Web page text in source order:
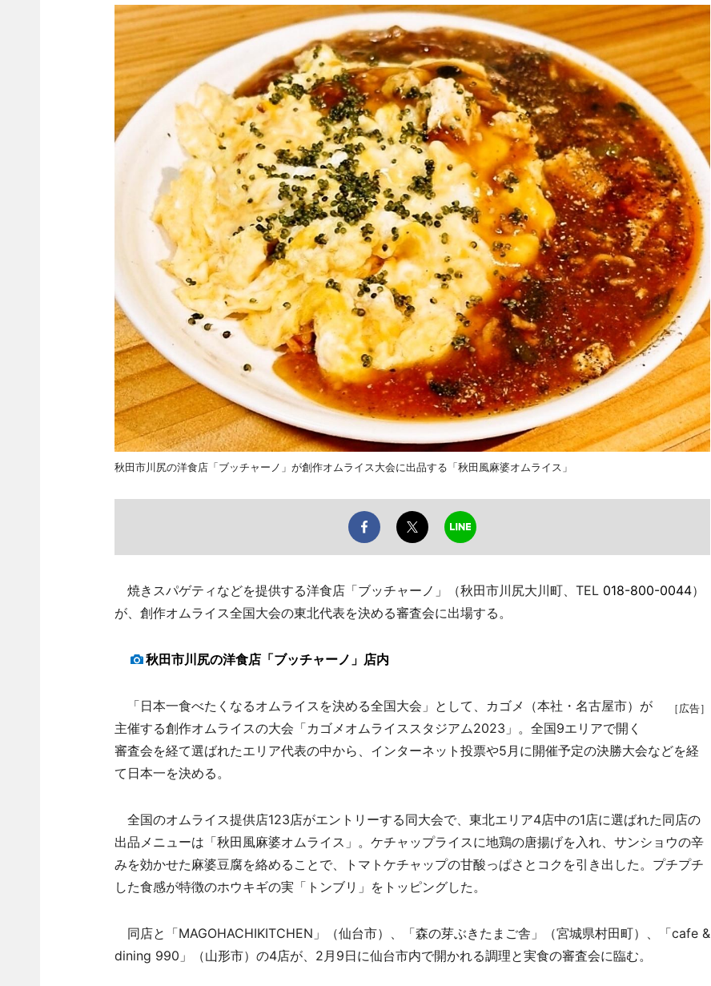
秋田市川尻の洋食店「ブッチャーノ」が創作オムライス大会に出品する「秋田風麻婆オムライス」
焼きスパゲティなどを提供する洋食店「ブッチャーノ」（秋田市川尻大川町、TEL 018-800-0044）
が、創作オムライス全国大会の東北代表を決める審査会に出場する。
秋田市川尻の洋食店「ブッチャーノ」店内
［広告］
「日本一食べたくなるオムライスを決める全国大会」として、カゴメ（本社・名古屋市）が
主催する創作オムライスの大会「カゴメオムライススタジアム2023」。全国9エリアで開く
審査会を経て選ばれたエリア代表の中から、インターネット投票や5月に開催予定の決勝大会などを経
て日本一を決める。
全国のオムライス提供店123店がエントリーする同大会で、東北エリア4店中の1店に選ばれた同店の
出品メニューは「秋田風麻婆オムライス」。ケチャップライスに地鶏の唐揚げを入れ、サンショウの辛
みを効かせた麻婆豆腐を絡めることで、トマトケチャップの甘酸っぱさとコクを引き出した。プチプチ
した食感が特徴のホウキギの実「トンブリ」をトッピングした。
同店と「MAGOHACHIKITCHEN」（仙台市）、「森の芽ぶきたまご舎」（宮城県村田町）、「cafe &
dining 990」（山形市）の4店が、2月9日に仙台市内で開かれる調理と実食の審査会に臨む。